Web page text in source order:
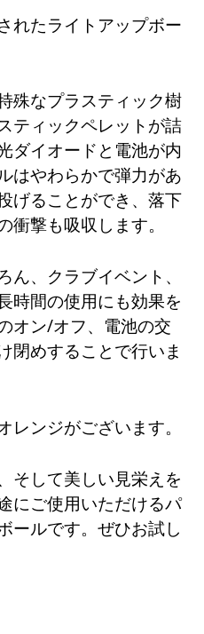
れたライトアップボー
殊なプラスティック樹
ティックペレットが詰
ダイオードと電池が内
はやわらかで弾力があ
げることができ、落下
衝撃も吸収します。
ん、クラブイベント、
時間の使用にも効果を
オン/オフ、電池の交
閉めすることで行いま
レンジがございます。
そして美しい見栄えを
にご使用いただけるパ
ールです。ぜひお試し